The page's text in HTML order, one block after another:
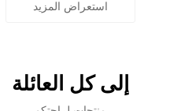
استعراض المزيد
إلى كل العائلة